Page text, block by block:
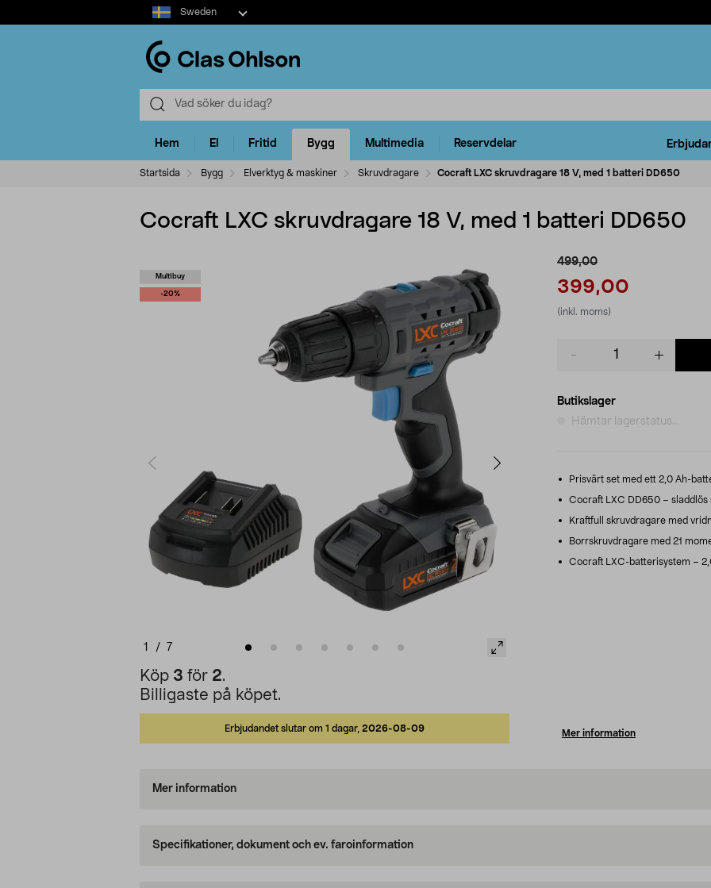
Select
market
Sweden
Hem El Fritid Bygg Multimedia Reservdelar
Startsida Bygg Elverktyg & maskiner Skruvdragare Cocraft LXC skruvdragare 18 V, med 1 batteri DD650
Cocraft LXC skruvdragare 18 V, med 1 batteri DD650
Multibuy
-20%
1 / 7
Köp 3 för 2.
Billigaste på köpet.
Erbjudandet slutar om 1 dagar, 2026-08-09
499,00
399,00
(inkl. moms)
Butikslager
Hämtar lagerstatus...
Prisvärt set med ett 2,0 Ah-
Cocraft LXC DD650 – sladdlös
Kraftfull skruvdragare med
Borrskruvdragare med 21
Cocraft LXC-batterisystem –
Mer information
Mer information
Specifikationer, dokument och ev. faroinformation